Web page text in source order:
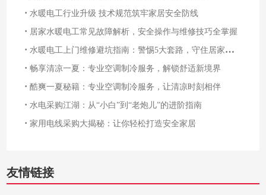
· 水暖电工行业升级 技术规范筑牢家居安全防线
· 居家水暖电工常见故障解析，安全操作与维修技巧全掌握
· 水暖电工上门维修避坑指南：警惕5大套路，守住居家安全与财产防线
·畅享清凉一夏：专业空调制冷服务，解锁舒适新境界
·酷爽一夏秘籍：专业空调制冷服务，让清凉时刻相伴
· 水电采购江湖：从“小白”到“老炮儿”的进阶指南
·家用电线采购大揭秘：让你轻松打造安全家居
友情链接